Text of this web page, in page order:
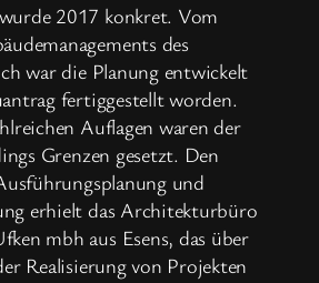
2017 konkret. Vom
des
war die Planung entwickelt
fertiggestellt worden.
Auflagen waren der
Grenzen gesetzt. Den
und
erhielt das Architekturbüro
mbh aus Esens, das über
Realisierung von Projekten